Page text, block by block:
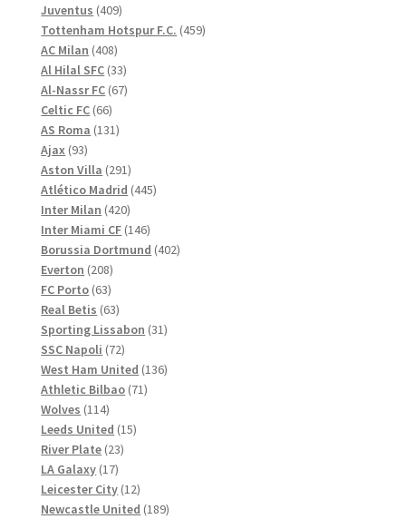
produkter
Juventus 409409
produkter
Tottenham Hotspur F.C. 459459
AC Milan 408408
produkter
Al Hilal SFC 3333
produkter
Al-Nassr FC 6767
Celtic FC 6666
produkter
AS Roma 131131
Ajax 9393
produkter
Aston Villa 291291
produkter
Atlético Madrid 445445
Inter Milan 420420
produkter
Inter Miami CF 146146
produkter
Borussia Dortmund 402402
Everton 208208
produkter
FC Porto 6363
produkter
Real Betis 6363
produkter
Sporting Lissabon 3131
SSC Napoli 7272
produkter
West Ham United 136136
Athletic Bilbao 7171
Wolves 114114
produkter
Leeds United 1515
River Plate 2323
LA Galaxy 1717
produkter
Leicester City 1212
produkter
Newcastle United 189189